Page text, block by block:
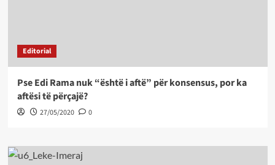
Editorial
Pse Edi Rama nuk “është i aftë” për konsensus, por ka
aftësi të përçajë?
27/05/2020 0